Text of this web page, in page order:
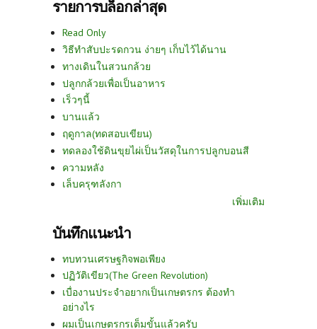
รายการบล็อกล่าสุด
Read Only
วิธีทำสับปะรดกวน ง่ายๆ เก็บไว้ได้นาน
ทางเดินในสวนกล้วย
ปลูกกล้วยเพื่อเป็นอาหาร
เร็วๆนี้
บานแล้ว
ฤดูกาล(ทดสอบเขียน)
ทดลองใช้ดินขุยไผ่เป็นวัสดุในการปลูกบอนสี
ความหลัง
เล็บครุฑลังกา
เพิ่มเติม
บันทึกแนะนำ
ทบทวนเศรษฐกิจพอเพียง
ปฏิวัติเขียว(The Green Revolution)
เบื่องานประจำอยากเป็นเกษตรกร ต้องทำ
อย่างไร
ผมเป็นเกษตรกรเต็มขั้นแล้วครับ